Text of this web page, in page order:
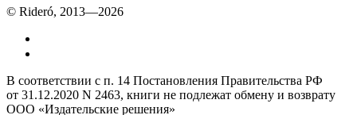
© Rideró, 2013—2026
В соответствии с п. 14 Постановления Правительства РФ
от 31.12.2020 N 2463, книги не подлежат обмену и возврату
ООО «Издательские решения»